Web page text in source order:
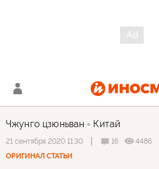
Чжунго цзюньван Китай
21 сентября 2020 11:30 16
4486
ОРИГИНАЛ СТАТЬИ